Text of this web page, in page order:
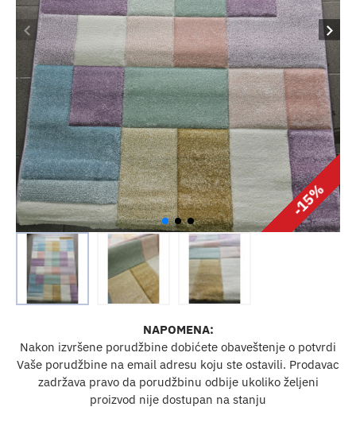
-15%
NAPOMENA:
Nakon izvršene porudžbine dobićete obaveštenje o potvrdi
Vaše porudžbine na email adresu koju ste ostavili. Prodavac
zadržava pravo da porudžbinu odbije ukoliko željeni
proizvod nije dostupan na stanju